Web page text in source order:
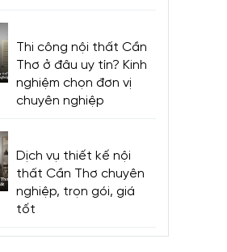
Thi công nội thất Cần
Thơ ở đâu uy tín? Kinh
nghiệm chọn đơn vị
chuyên nghiệp
Dịch vụ thiết kế nội
thất Cần Thơ chuyên
nghiệp, trọn gói, giá
tốt